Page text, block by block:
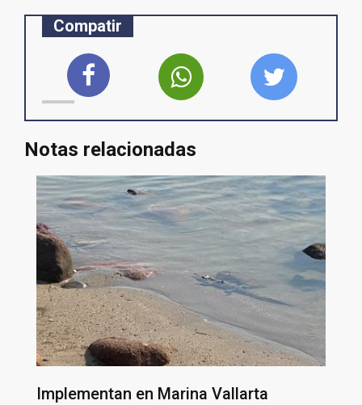
Compatir
Notas relacionadas
Implementan en Marina Vallarta